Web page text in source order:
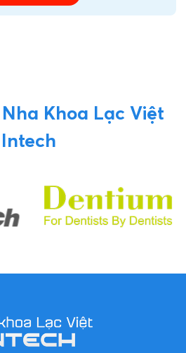
Khoa Lạc Việt
Intech